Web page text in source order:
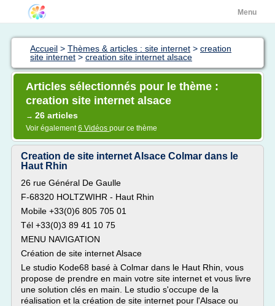
Menu
Accueil > Thèmes & articles : site internet > creation
site internet > creation site internet alsace
Articles sélectionnés pour le thème :
creation site internet alsace
→ 26 articles
Voir également6 Vidéos pour ce thème
Creation de site internet Alsace Colmar dans le
Haut Rhin
26 rue Général De Gaulle
F-68320 HOLTZWIHR - Haut Rhin
Mobile +33(0)6 805 705 01
Tél +33(0)3 89 41 10 75
MENU NAVIGATION
Création de site internet Alsace
Le studio Kode68 basé à Colmar dans le Haut Rhin, vous
propose de prendre en main votre site internet et vous livre
une solution clés en main. Le studio s'occupe de la
réalisation et la création de site internet pour l'Alsace ou